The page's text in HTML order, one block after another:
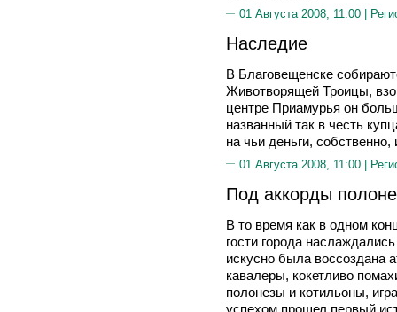
01 Августа 2008, 11:00 |
Наследие
В Благовещенске
Животворящей Троицы,
центре Приамурья он
названный так в честь
на чьи деньги,
01 Августа 2008, 11:00 |
Под аккорды
В то время как в одном
гости города
искусно была воссоздана
кавалеры, кокетливо
полонезы и котильоны,
успехом прошел первый